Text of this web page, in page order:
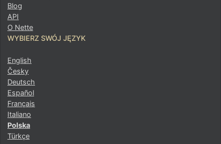
Blog
API
O Nette
WYBIERZ SWÓJ JĘZYK
English
Česky
Deutsch
Español
Français
Italiano
Polska
Türkçe